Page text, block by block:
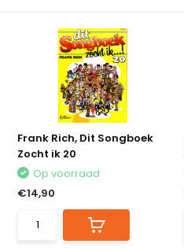
Frank Rich, Dit Songboek
Zocht ik 20
Op voorraad
€14,90